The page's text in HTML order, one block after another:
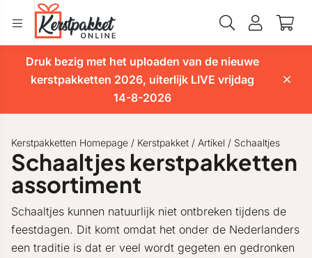
Druk bezig met het uploaden van de nieuwe
kerstpakketten 2026, uiterlijk LIVE vrijdag
14-8-2026
Kerstpakketten Homepage / Kerstpakket / Artikel / Schaaltjes
Schaaltjes kerstpakketten
assortiment
Schaaltjes kunnen natuurlijk niet ontbreken tijdens de
feestdagen. Dit komt omdat het onder de Nederlanders
een traditie is dat er veel wordt gegeten en gedronken